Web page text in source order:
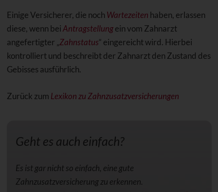
Einige Versicherer, die noch Wartezeiten haben, erlassen
diese, wenn beiAntragstellungein vom Zahnarzt
angefertigter „Zahnstatus“ eingereicht wird. Hierbei
kontrolliert und beschreibt der Zahnarzt den Zustand des
Gebisses ausführlich.
Zurück zum Lexikon zu Zahnzusatzversicherungen
Geht es auch einfach?
Es ist gar nicht so einfach, eine gute
Zahnzusatzversicherung zu erkennen.